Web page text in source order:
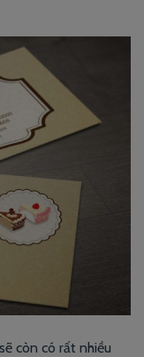
còn có rất nhiều